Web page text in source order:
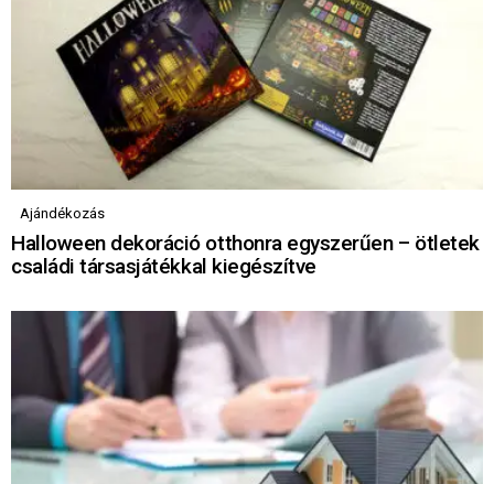
Ajándékozás
Halloween dekoráció otthonra egyszerűen – ötletek
családi társasjátékkal kiegészítve